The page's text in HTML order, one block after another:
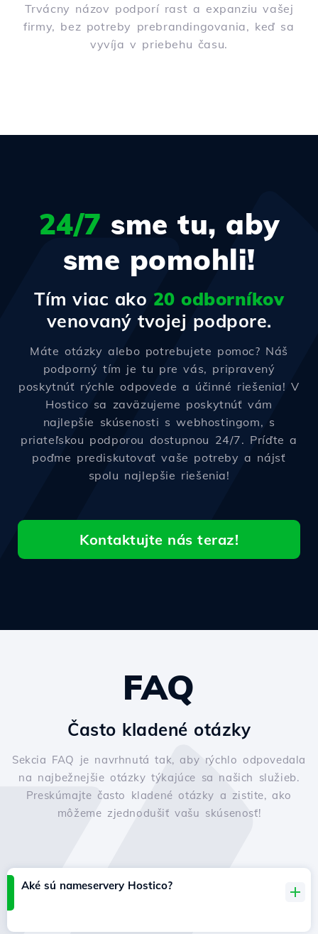
Trvácny názov podporí rast a expanziu vašej
firmy, bez potreby prebrandingovania, keď sa
vyvíja v priebehu času.
24/7 sme tu, aby
sme pomohli!
Tím viac ako 20 odborníkov
venovaný tvojej podpore.
Máte otázky alebo potrebujete pomoc? Náš
podporný tím je tu pre vás, pripravený
poskytnúť rýchle odpovede a účinné riešenia! V
Hostico sa zaväzujeme poskytnúť vám
najlepšie skúsenosti s webhostingom, s
priateľskou podporou dostupnou 24/7. Príďte a
poďme prediskutovať vaše potreby a nájsť
spolu najlepšie riešenia!
Kontaktujte nás teraz!
FAQ
Často kladené otázky
Sekcia FAQ je navrhnutá tak, aby rýchlo odpovedala
na najbežnejšie otázky týkajúce sa našich služieb.
Preskúmajte často kladené otázky a zistite, ako
môžeme zjednodušiť vašu skúsenosť!
Aké sú nameservery Hostico?